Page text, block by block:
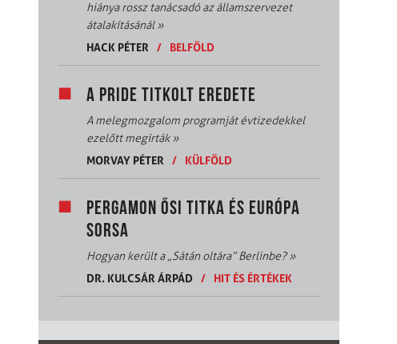
hiánya rossz tanácsadó az államszervezet
átalakításánál»
HACK PÉTER
/ BELFÖLD
A PRIDE TITKOLT EREDETE
A melegmozgalom programját évtizedekkel
ezelőtt megírták»
MORVAY PÉTER
/ KÜLFÖLD
PERGAMON ŐSI TITKA ÉS EURÓPA
SORSA
Hogyan került a „Sátán oltára” Berlinbe?»
DR. KULCSÁR ÁRPÁD
/ HIT ÉS ÉRTÉKEK